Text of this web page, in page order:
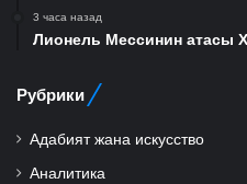
3 часа назад
Лионель Мессинин атасы
Рубрики
Адабият жана искусство
Аналитика